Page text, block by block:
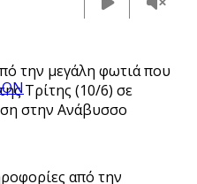
την μεγάλη φωτιά που
Τρίτης (10/6) σε
στην Ανάβυσσο
από την